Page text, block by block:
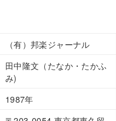
（有）邦楽ジャーナル
田中隆文（たなか・たかふ
み)
1987年